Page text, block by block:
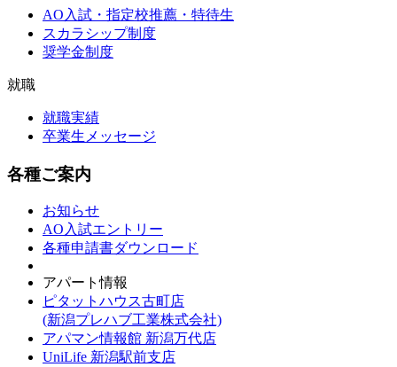
AO入試・指定校推薦・特待生
スカラシップ制度
奨学金制度
就職
就職実績
卒業生メッセージ
各種ご案内
お知らせ
AO入試エントリー
各種申請書ダウンロード
アパート情報
ピタットハウス古町店
(新潟プレハブ工業株式会社)
アパマン情報館 新潟万代店
UniLife 新潟駅前支店